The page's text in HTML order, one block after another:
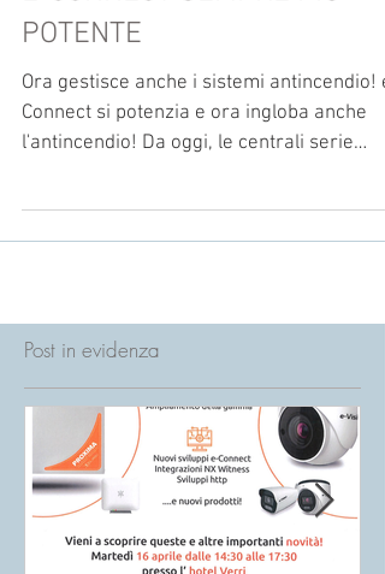
E-CONNECT SEMPRE PIÙ
POTENTE
Ora gestisce anche i sistemi antincendio!
l'antincendio! Da oggi, le centrali serie
TACÓRA -...
Post in evidenza